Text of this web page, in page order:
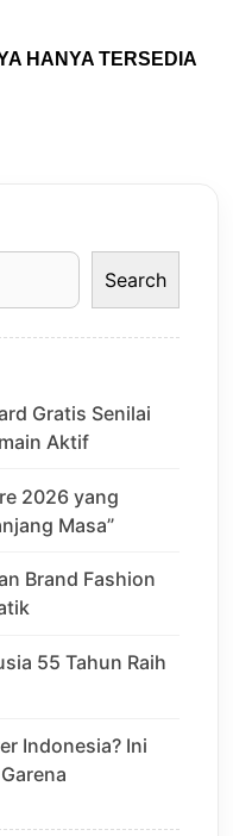
HANYA TERSEDIA
Search
Gratis Senilai
Aktif
2026 yang
Masa”
Brand Fashion
55 Tahun Raih
Indonesia? Ini